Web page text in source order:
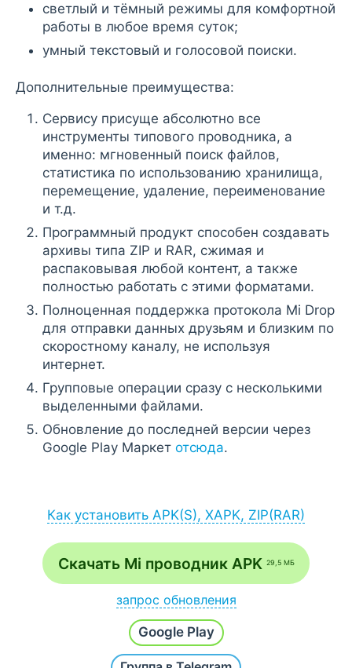
светлый и тёмный режимы для комфортной
работы в любое время суток;
умный текстовый и голосовой поиски.
Дополнительные преимущества:
Сервису присуще абсолютно все
инструменты типового проводника, а
именно: мгновенный поиск файлов,
статистика по использованию хранилища,
перемещение, удаление, переименование
и т.д.
Программный продукт способен создавать
архивы типа ZIP и RAR, сжимая и
распаковывая любой контент, а также
полностью работать с этими форматами.
Полноценная поддержка протокола Mi Drop
для отправки данных друзьям и близким по
скоростному каналу, не используя
интернет.
Групповые операции сразу с несколькими
выделенными файлами.
Обновление до последней версии через
Google Play Маркет отсюда.
Как установить APK(S), XAPK, ZIP(RAR)
после загрузки APK-файла запустите его
через браузер (Меню - Загрузки) или
если на экране появится сообщение
разрешить установку из неизвестных
источников, согласитесь;
Скачать Mi проводник APK 29,5 МБ
запрос обновления
Хочу новую версию
течение часа проверит и добавит последнюю
сборку.
Google Play